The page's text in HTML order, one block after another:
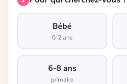
Bébé
0-2 ans
6-8 ans
primaire